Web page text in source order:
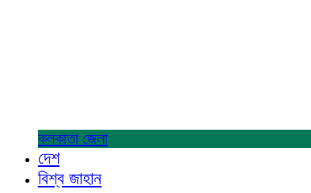
কলকাতা জেলা
দেশ
বিশ্ব জাহান